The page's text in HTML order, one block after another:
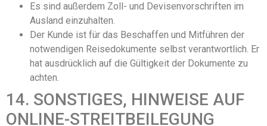
Es sind außerdem Zoll- und Devisenvorschriften im
Ausland einzuhalten.
Der Kunde ist für das Beschaffen und Mitführen der
notwendigen Reisedokumente selbst verantwortlich. Er
hat ausdrücklich auf die Gültigkeit der Dokumente zu
achten.
14. SONSTIGES, HINWEISE AUF
ONLINE-STREITBEILEGUNG